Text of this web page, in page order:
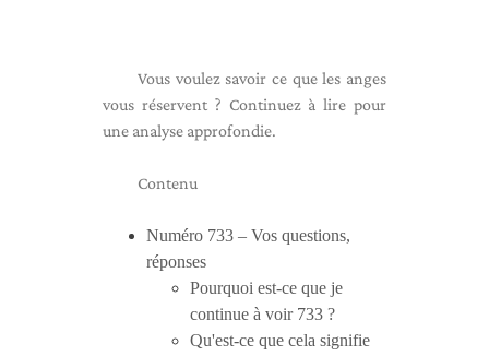
Vous voulez savoir ce que les anges
vous réservent ? Continuez à lire pour
une analyse approfondie.
Contenu
Numéro 733 – Vos questions,
réponses
Pourquoi est-ce que je
continue à voir 733 ?
Qu'est-ce que cela signifie